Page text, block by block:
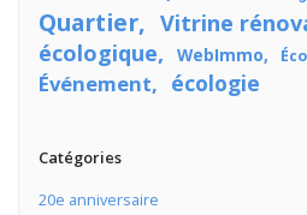
Quartier
Vitrine
écologique
WebImmo
Événement écologie
Catégories
20e anniversaire